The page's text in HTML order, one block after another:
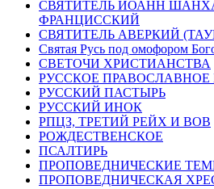
СВЯТИТЕЛЬ ИОАНН
ФРАНЦИССКИЙ
СВЯТИТЕЛЬ АВЕРКИЙ
Святая Русь под омофором
СВЕТОЧИ ХРИСТИАНСТВА
РУССКОЕ ПРАВОСЛАВНОЕ
РУССКИЙ ПАСТЫРЬ
РУССКИЙ ИНОК
РПЦЗ, ТРЕТИЙ РЕЙХ И ВОВ
РОЖДЕСТВЕНСКОЕ
ПСАЛТИРЬ
ПРОПОВЕДНИЧЕСКИЕ
ПРОПОВЕДНИЧЕСКАЯ